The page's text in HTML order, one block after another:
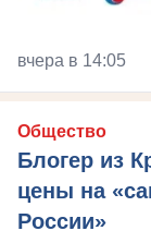
вчера в 14:05
Общество
Блогер из
цены на
России»